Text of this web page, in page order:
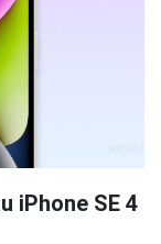
iPhone SE 4